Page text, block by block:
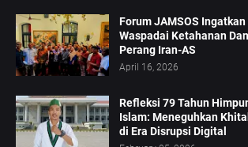
Forum JAMSOS
Waspadai Ketahanan
Perang Iran-AS
April 16, 2026
Refleksi 79 Tahun
Islam: Meneguhkan
di Era Disrupsi Digital